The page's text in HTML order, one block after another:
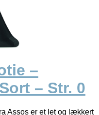
–
– Str. 0
Assos er et let og lækkert